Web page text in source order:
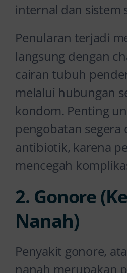
internal dan sistem
Penularan terjadi
langsung dengan
cairan tubuh
melalui hubungan
kondom. Penting
pengobatan segera
antibiotik, karena
mencegah
2. Gonore
Nanah)
Penyakit gonore,
nanah merupakan